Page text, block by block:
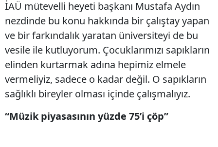
İAÜ mütevelli heyeti başkanı Mustafa Aydın
nezdinde bu konu hakkında bir çalıştay yapan
ve bir farkındalık yaratan üniversiteyi de bu
vesile ile kutluyorum. Çocuklarımızı sapıkların
elinden kurtarmak adına hepimiz elmele
vermeliyiz, sadece o kadar değil. O sapıkların
sağlıklı bireyler olması içinde çalışmalıyız.
“Müzik piyasasının yüzde 75’i çöp”